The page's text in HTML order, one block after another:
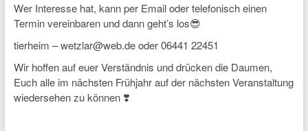
Wer Interesse hat, kann per Email oder telefonisch einen
Termin vereinbaren und dann geht’s los😎
tierheim – wetzlar@web.de oder 06441 22451
Wir hoffen auf euer Verständnis und drücken die Daumen,
Euch alle im nächsten Frühjahr auf der nächsten Veranstaltung
wiedersehen zu können ❣️